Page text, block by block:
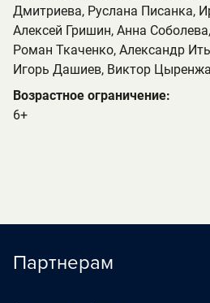
Дмитриева, Руслана Писанка,
Алексей Гришин, Анна
Роман Ткаченко, Александр
Игорь Дашиев, Виктор
Возрастное ограничение:
6+
Партнерам